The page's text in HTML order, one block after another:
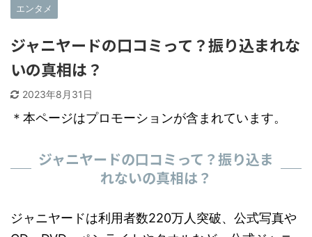
エンタメ
ジャニヤードの口コミって？振り込まれな
いの真相は？
2023年8月31日
＊本ページはプロモーションが含まれています。
ジャニヤードの口コミって？振り込ま
れないの真相は？
ジャニヤードは利用者数220万人突破、公式写真や